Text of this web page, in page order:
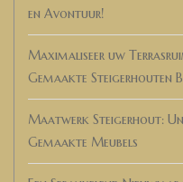
en Avontuur!
Maximaliseer uw
Gemaakte Steigerhouten
Maatwerk Steigerhout:
Gemaakte Meubels